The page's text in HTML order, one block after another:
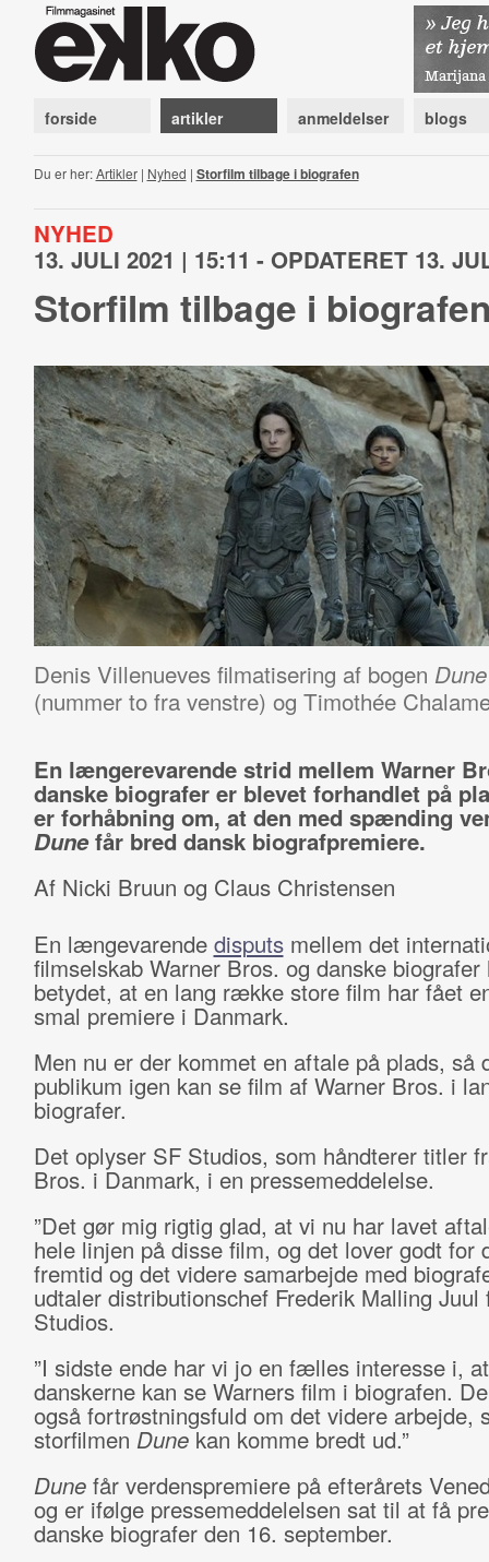
forside artikler anmeldelser blogs
Du er her:Artikler| Nyhed | Storfilm tilbage i biografen
NYHED
13. JULI 2021 | 15:11 - OPDATERET 13.
Storfilm tilbage i
Denis Villenueves filmatisering af bogen Dune
(nummer to fra venstre) og Timothée
En længerevarende strid mellem Warner
danske biografer er blevet forhandlet på
er forhåbning om, at den med spænding
Dunefår bred dansk biografpremiere.
Af Nicki Bruun og Claus Christensen
En længevarende disputsmellem det
filmselskab Warner Bros. og danske biografer
betydet, at en lang række store film har fået
smal premiere i Danmark.
Men nu er der kommet en aftale på plads, så
publikum igen kan se film af Warner Bros. i
biografer.
Det oplyser SF Studios, som håndterer titler
Bros. i Danmark, i en pressemeddelelse.
”Det gør mig rigtig glad, at vi nu har lavet
hele linjen på disse film, og det lover godt for
fremtid og det videre samarbejde med
udtaler distributionschef Frederik Malling Juul
Studios.
”I sidste ende har vi jo en fælles interesse i, at
danskerne kan se Warners film i biografen.
også fortrøstningsfuld om det videre arbejde,
storfilmen Dunekan komme bredt ud.”
Dunefår verdenspremiere på efterårets
og er ifølge pressemeddelelsen sat til at få
danske biografer den 16. september.